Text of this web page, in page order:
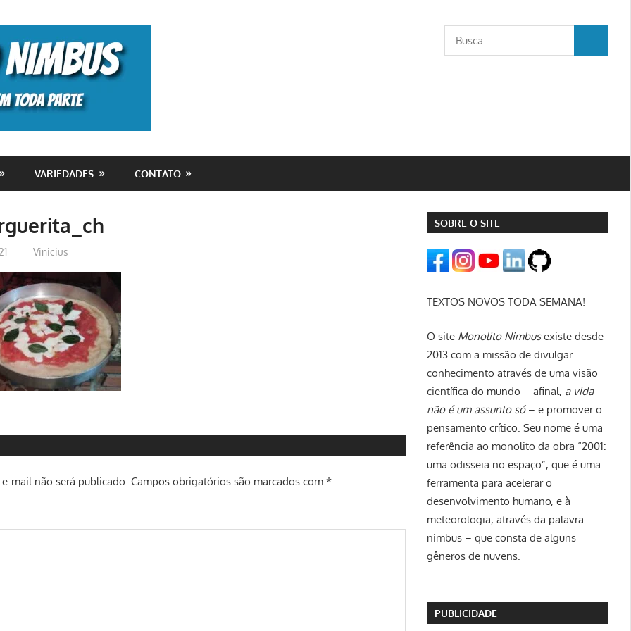
Busca
para:
VARIEDADES CONTATO
Vinicius
mail não será publicado. Campos obrigatórios são marcados com*
SOBRE O SITE
TEXTOS NOVOS TODA SEMANA!
O site Monolito Nimbusexiste desde
2013 com a missão de divulgar
conhecimento através de uma visão
científica do mundo – afinal, a vida
não é um assunto só– e promover o
pensamento crítico. Seu nome é uma
referência ao monolito da obra “2001:
uma odisseia no espaço”, que é uma
ferramenta para acelerar o
desenvolvimento humano, e à
meteorologia, através da palavra
nimbus – que consta de alguns
gêneros de nuvens.
PUBLICIDADE